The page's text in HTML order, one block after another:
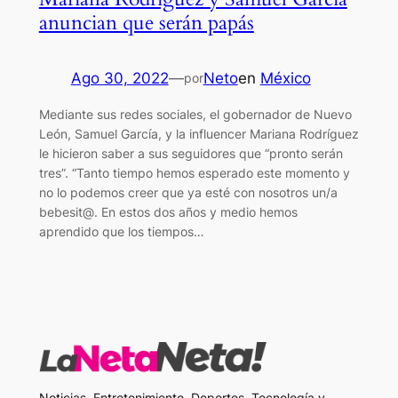
anuncian que serán papás
Ago 30, 2022—porNetoen México
Mediante sus redes sociales, el gobernador de Nuevo
León, Samuel García, y la influencer Mariana Rodríguez
le hicieron saber a sus seguidores que “pronto serán
tres”. “Tanto tiempo hemos esperado este momento y
no lo podemos creer que ya esté con nosotros un/a
bebesit@. En estos dos años y medio hemos
aprendido que los tiempos…